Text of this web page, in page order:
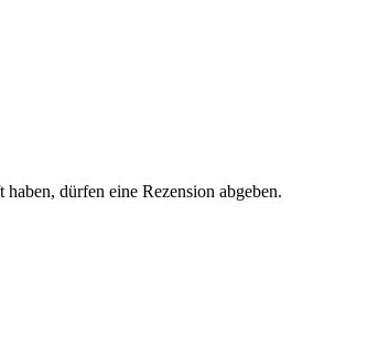
dürfen eine Rezension abgeben.